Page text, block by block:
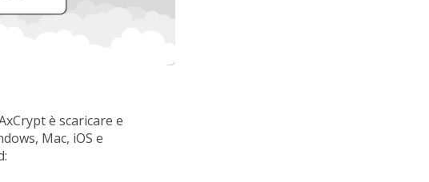
è scaricare e
Mac, iOS e